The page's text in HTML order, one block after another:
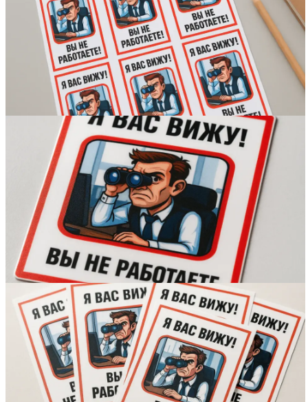
Вакансии
О компании
Написать директору
Арендодателям
Портфолио
Франшиза
Контакты